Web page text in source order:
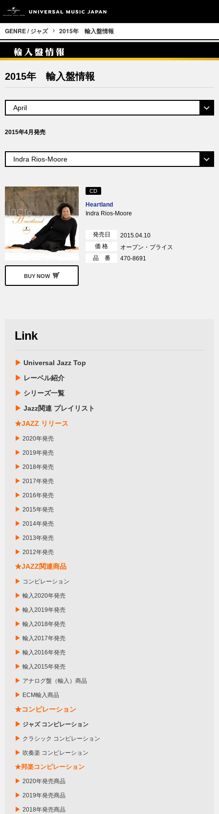
GENRE / ジャズ 2015年 輸入盤情報
2015年 輸入盤情報
2015年4月発売
BUY NOW
CD
Heartland
Indra Rios-Moore
発売日
2015.04.10
価 格
オープン・プライス
品 番
470-8691
Link
▶ Universal Jazz Top
▶ レーベル紹介
▶ シリーズ一覧
▶ Jazz関連 プレイリスト
★JAZZ リリース
▶ 2020年発売
▶ 2019年発売
▶ 2018年発売
▶ 2017年発売
▶ 2016年発売
▶ 2015年発売
▶ 2014年発売
▶ 2013年発売
▶ 2012年発売
★JAZZ関連商品
▶ コンピレーション
▶ 輸入2020年発売
▶ 輸入2019年発売
▶ 輸入2018年発売
▶ 輸入2017年発売
▶ 輸入2016年発売
▶ 輸入2015年発売
▶ アナログ盤（輸入）商品
▶ ECM輸入商品
★コンピレーション
▶ ジャズ コンピレーション
▶ クラシック コンピレーション
▶ 吹奏楽 コンピレーション
★邦楽コンピレーション
▶ 2020年発売商品
▶ 2019年発売商品
▶ 2018年発売商品